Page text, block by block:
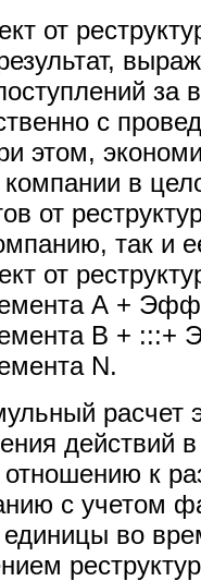
от
за
с
этом,
компании в
от
так и
от
А +
В + :::+
N.
расчет
действий в
отношению к
с учетом
во